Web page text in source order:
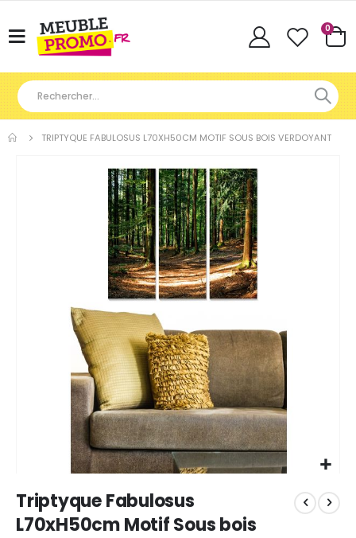
Basculer
Cart
0
TRIPTYQUE FABULOSUS L70XH50CM MOTIF SOUS BOIS VERDOYANT
to
the
beginning
Triptyque Fabulosus
L70xH50cm Motif Sous bois